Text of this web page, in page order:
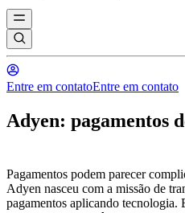
Entre em contatoEntre em contato
Adyen: pagamentos
Pagamentos podem parecer
Adyen nasceu com a missão de
pagamentos aplicando tecnologia.